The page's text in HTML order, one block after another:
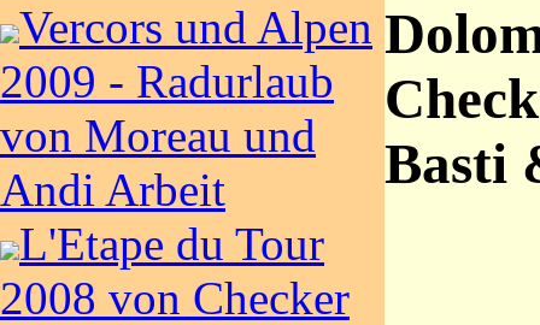
Vercors und Alpen
2009 - Radurlaub
von Moreau und
Andi Arbeit
L'Etape du Tour
2008 von Checker
Basti